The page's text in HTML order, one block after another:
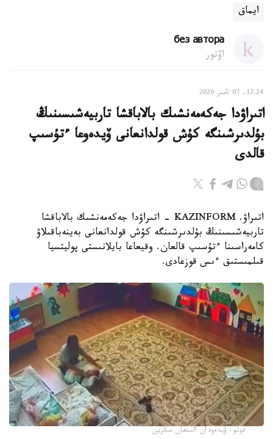
ايماق
без автора
اۆتور
12:24, 07 تامىز 2026
اتىراۋدا جەكەمەنشىك بالاباقشا تاربيەشىسىنىڭ
بۇلدىرشىنگە كۇش قولدانعانى ۆيدەوعا ءتۇسىپ
قالدى
اتىراۋ. KAZINFORM - اتىراۋدا جەكەمەنشىك بالاباقشا
تاربيەشىسىنىڭ بۇلدىرشىنگە كۇش قولدانعانى بەينەباقىلاۋ
كامەراسىنا ءتۇسىپ قالعان. وقيعاعا بايلانىستى پوليتسيا
قىلمىستىق ءىس قوزعادى.
فوتو: ۆيدەودان الىنعان سكرين